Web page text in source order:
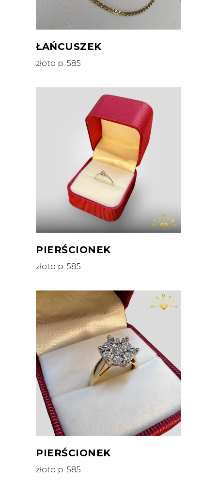
ŁAŃCUSZEK
złoto p. 585
PIERŚCIONEK
złoto p. 585
PIERŚCIONEK
złoto p. 585